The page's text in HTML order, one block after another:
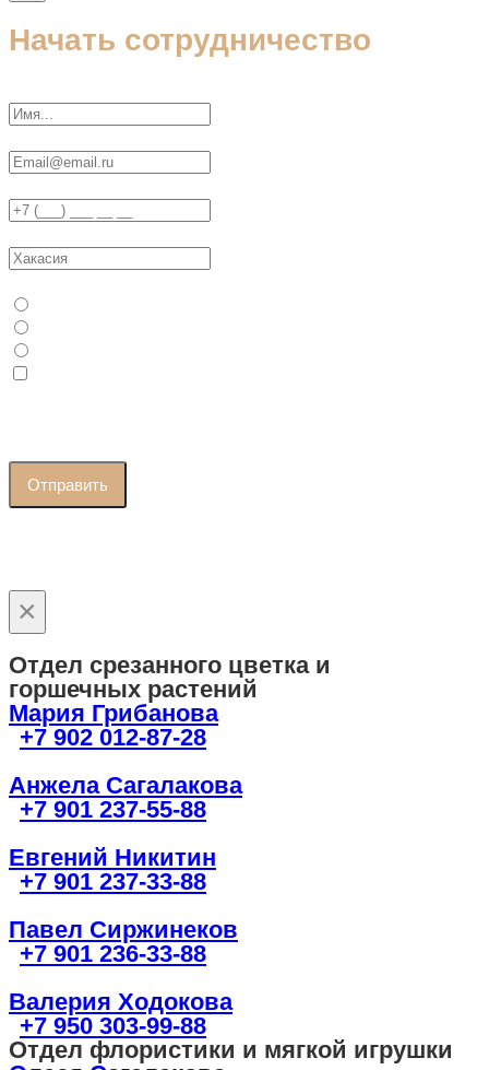
Начать сотрудничество
Отправить
×
Отдел срезанного цветка и
горшечных растений
Мария Грибанова
+7 902 012-87-28
Анжела Сагалакова
+7 901 237-55-88
Евгений Никитин
+7 901 237-33-88
Павел Сиржинеков
+7 901 236-33-88
Валерия Ходокова
+7 950 303-99-88
Отдел флористики и мягкой игрушки